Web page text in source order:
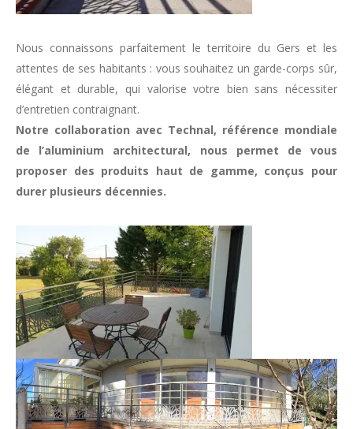
Nous connaissons parfaitement le territoire du Gers et les
attentes de ses habitants : vous souhaitez un garde-corps sûr,
élégant et durable, qui valorise votre bien sans nécessiter
d’entretien contraignant.
Notre collaboration avec Technal, référence mondiale
de l’aluminium architectural, nous permet de vous
proposer des produits haut de gamme, conçus pour
durer plusieurs décennies.